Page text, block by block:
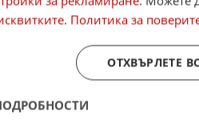
Дортмунд шокира Арсенал с
Дортмунд поднесе истинска
от Арсенал с 3:2 и вдигна
Cup 2026". Традици ...
. Политика за
ОТХВЪРЛЕТЕ